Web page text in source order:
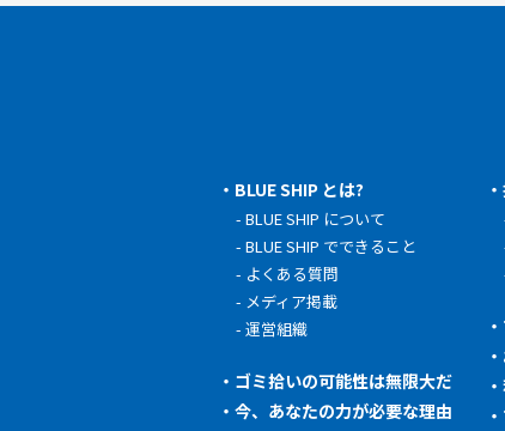
BLUE SHIP とは?
BLUE SHIP について
BLUE SHIP でできること
よくある質問
メディア掲載
運営組織
ゴミ拾いの可能性は無限大だ
今、あなたの力が必要な理由